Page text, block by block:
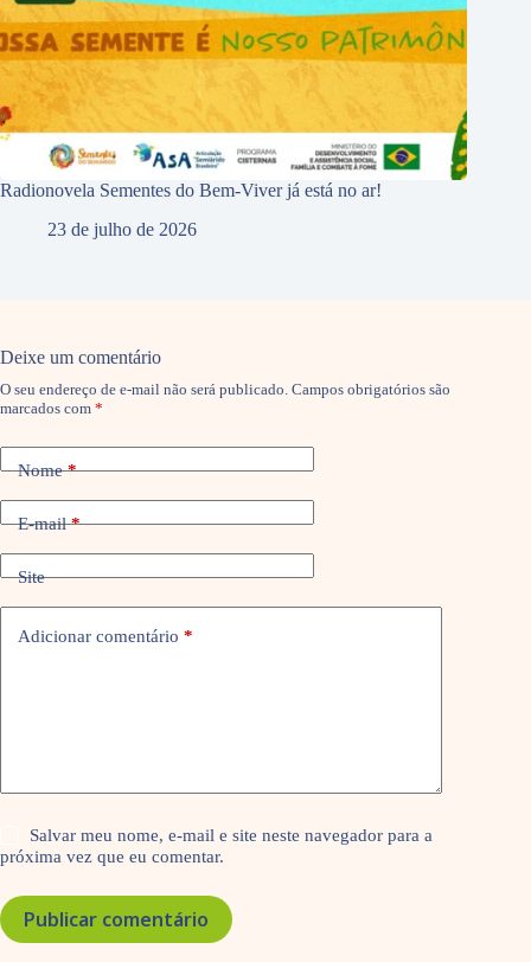
Radionovela Sementes do Bem-Viver já está no ar!
23 de julho de 2026
Deixe um comentário
O seu endereço de e-mail não será publicado. Campos obrigatórios são
marcados com *
Nome*
E-mail*
Site
Adicionar comentário *
Salvar meu nome, e-mail e site neste navegador para a
próxima vez que eu comentar.
Publicar comentário